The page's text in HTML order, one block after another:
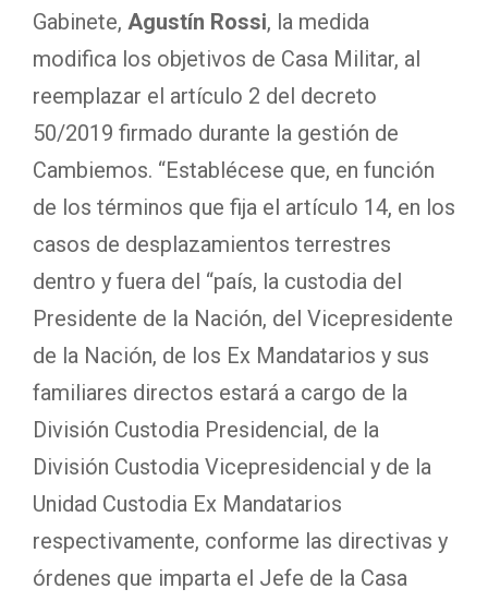
Gabinete, Agustín Rossi, la medida
modifica los objetivos de Casa Militar, al
reemplazar el artículo 2 del decreto
50/2019 firmado durante la gestión de
Cambiemos. “Establécese que, en función
de los términos que fija el artículo 14, en los
casos de desplazamientos terrestres
dentro y fuera del “país, la custodia del
Presidente de la Nación, del Vicepresidente
de la Nación, de los Ex Mandatarios y sus
familiares directos estará a cargo de la
División Custodia Presidencial, de la
División Custodia Vicepresidencial y de la
Unidad Custodia Ex Mandatarios
respectivamente, conforme las directivas y
órdenes que imparta el Jefe de la Casa